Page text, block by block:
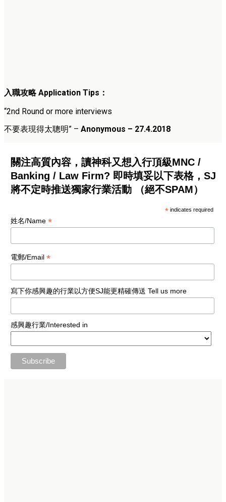
入職攻略Application Tips ：
“2nd Round or more interviews
不要表現得太聰明” – Anonymous – 27.4.2018
關注高質內容，讀神科又想入行頂級MNC /
Banking / Law Firm? 即時填妥以下表格，SJ
將不定時推送獨家行業活動 （絕不SPAM）
* indicates required
姓名/Name *
電郵/Email *
寫下你感興趣的行業以方便SJ能更精確傳送 Tell us more
感興趣行業/Interested in